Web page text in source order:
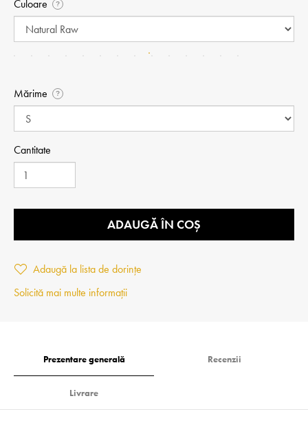
Culoare ?
Mărime ?
Cantitate
ADAUGĂ ÎN COȘ
Adaugă la lista de dorințe
Solicită mai multe informații
Prezentare generală Recenzii
Livrare